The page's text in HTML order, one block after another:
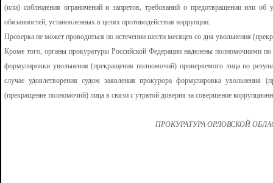
(или) соблюдения ограничений и запретов, требований о предотвращении или об
обязанностей, установленных в целях противодействия коррупции.
Проверка не может проводиться по истечении шести месяцев со дня увольнения
Кроме того, органы прокуратуры Российской Федерации наделены полномочиями
формулировки увольнения (прекращения полномочий) проверяемого лица по
случае удовлетворения судом заявления прокурора формулировка увольнения
(прекращение полномочий) лица в связи с утратой доверия за совершение
ПРОКУРАТУРА ОРЛОВСКОЙ